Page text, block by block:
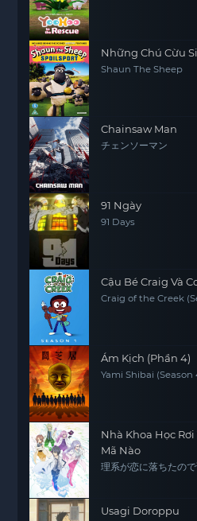
Những Chú Cừu
Shaun The Sheep
Chainsaw Man
チェンソーマン
91 Ngày
91 Days
Cậu Bé Craig Và
Craig of the Creek
Ám Kịch (Phần 4)
Yami Shibai (Season
Nhà Khoa Học
Mã Nào
理系が恋に落ちたので
Usagi Doroppu